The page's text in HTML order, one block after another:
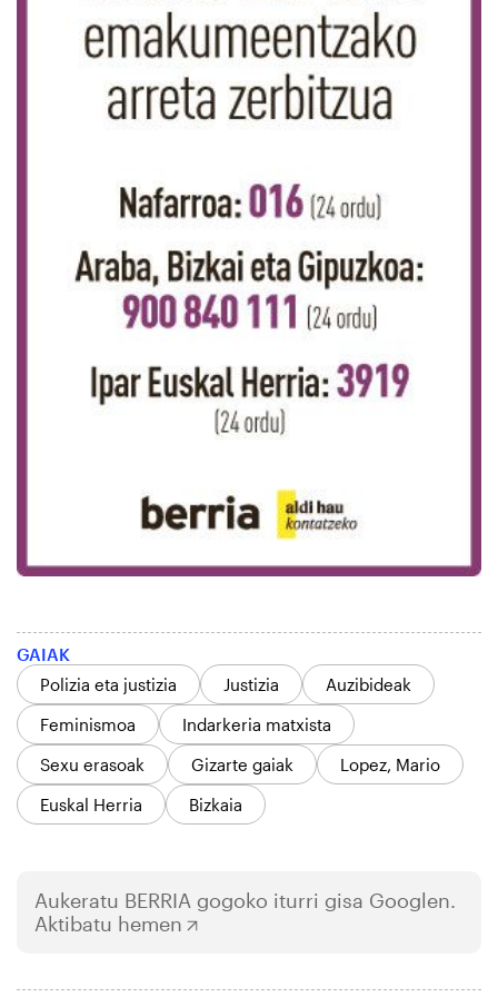
GAIAK
Polizia eta justizia
Justizia
Auzibideak
Feminismoa
Indarkeria matxista
Sexu erasoak
Gizarte gaiak
Lopez, Mario
Euskal Herria
Bizkaia
Aukeratu BERRIA gogoko iturri gisa Googlen.
Aktibatu hemen